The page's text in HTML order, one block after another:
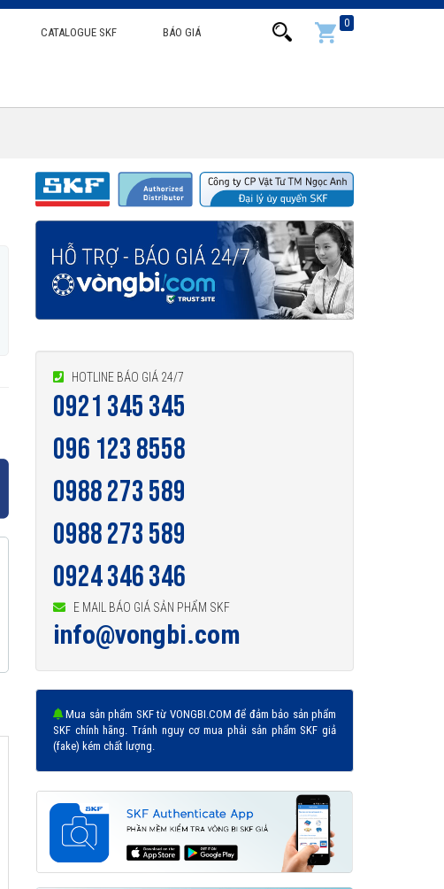
CATALOGUE SKF BÁO GIÁ
0
HOTLINE BÁO GIÁ 24/7
0921 345 345
096 123 8558
0988 273 589
0988 273 589
0924 346 346
E MAIL BÁO GIÁ SẢN PHẨM SKF
info@vongbi.com
Mua sản phẩm SKF từ VONGBI.COM để đảm bảo sản phẩm
SKF chính hãng. Tránh nguy cơ mua phải sản phẩm SKF giả
(fake) kém chất lượng.